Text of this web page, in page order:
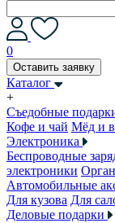
0
Оставить заявку
Каталог
+
Съедобные
Кофе и чай Мёд и
Электроника
Беспроводные
электроники
Автомобильные
Для кузова Для
Деловые подарки